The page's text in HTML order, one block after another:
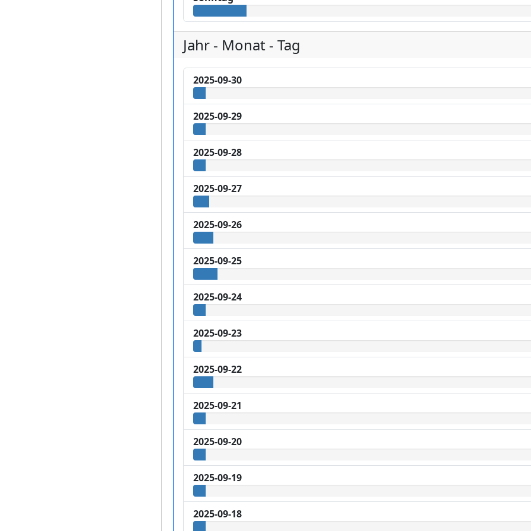
Jahr - Monat - Tag
2025-09-30
2025-09-29
2025-09-28
2025-09-27
2025-09-26
2025-09-25
2025-09-24
2025-09-23
2025-09-22
2025-09-21
2025-09-20
2025-09-19
2025-09-18